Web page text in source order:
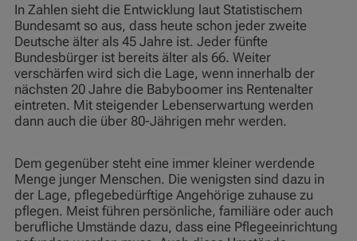
In Zahlen sieht die Entwicklung laut Statistischem
Bundesamt so aus, dass heute schon jeder zweite
Deutsche älter als 45 Jahre ist. Jeder fünfte
Bundesbürger ist bereits älter als 66. Weiter
verschärfen wird sich die Lage, wenn innerhalb der
nächsten 20 Jahre die Babyboomer ins Rentenalter
eintreten. Mit steigender Lebenserwartung werden
dann auch die über 80-Jährigen mehr werden.
Dem gegenüber steht eine immer kleiner werdende
Menge junger Menschen. Die wenigsten sind dazu in
der Lage, pflegebedürftige Angehörige zuhause zu
pflegen. Meist führen persönliche, familiäre oder auch
berufliche Umstände dazu, dass eine Pflegeeinrichtung